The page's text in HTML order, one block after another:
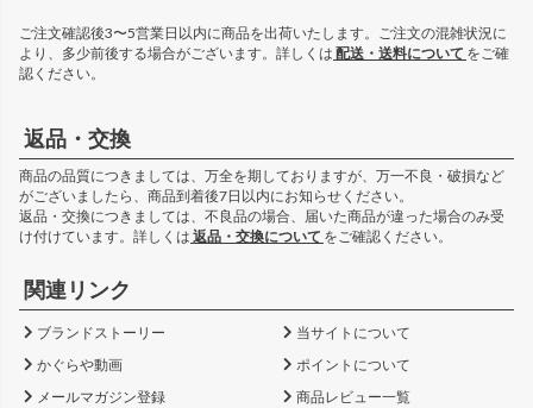
ご注文確認後3〜5営業日以内に商品を出荷いたします。ご注文の混雑状況に
より、多少前後する場合がございます。詳しくは 配送・送料について をご確
認ください。
返品・交換
商品の品質につきましては、万全を期しておりますが、万一不良・破損など
がございましたら、商品到着後7日以内にお知らせください。
返品・交換につきましては、不良品の場合、届いた商品が違った場合のみ受
け付けています。詳しくは 返品・交換について をご確認ください。
関連リンク
ブランドストーリー
当サイトについて
かぐらや動画
ポイントについて
メールマガジン登録
商品レビュー一覧